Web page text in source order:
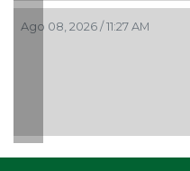
Ago 08, 2026 / 11:27 AM